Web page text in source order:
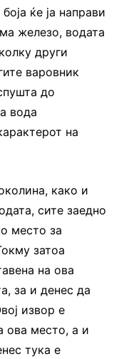
ќе ја направи
железо, водата
други
варовник
до
вода
на
како и
сите заедно
место за
затоа
на ова
за и денес да
извор е
ова место, а и
тука е